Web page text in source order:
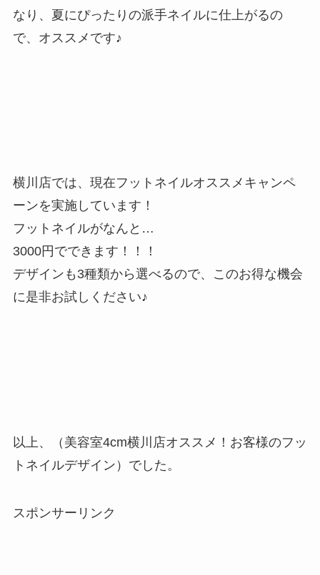
なり、夏にぴったりの派手ネイルに仕上がるの
で、オススメです♪
横川店では、現在フットネイルオススメキャンペ
ーンを実施しています！
フットネイルがなんと…
3000円でできます！！！
デザインも3種類から選べるので、このお得な機会
に是非お試しください♪
以上、（美容室4cm横川店オススメ！お客様のフッ
トネイルデザイン）でした。
スポンサーリンク